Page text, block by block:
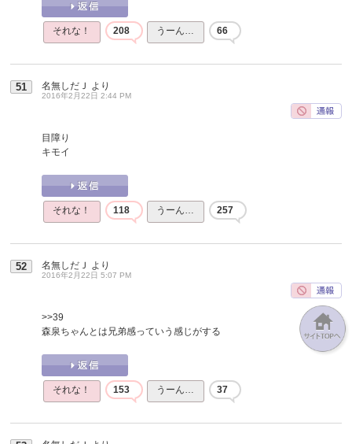
それな！ 208 うーん… 66
51 名無しだＪ より
2016年2月22日 2:44 PM
目障り
キモイ
それな！ 118 うーん… 257
52 名無しだＪ より
2016年2月22日 5:07 PM
>>39
森泉ちゃんとは兄弟感っていう感じがする
それな！ 153 うーん… 37